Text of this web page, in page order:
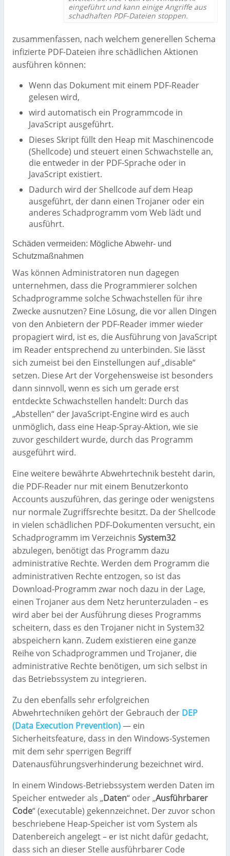
eingeführt und kann einige Angriffe aus
schadhaften PDF-Dateien stoppen.
zusammenfassen, nach welchem generellen Schema
infizierte PDF-Dateien ihre schädlichen Aktionen
ausführen können:
Wenn das Dokument mit einem PDF-Reader
gelesen wird,
wird automatisch ein Programmcode in
JavaScript ausgeführt.
Dieses Skript füllt den Heap mit Maschinencode
(Shellcode) und steuert einen Schwachstelle an,
die entweder in der PDF-Sprache oder in
JavaScript existiert.
Dadurch wird der Shellcode auf dem Heap
ausgeführt, der dann einen Trojaner oder ein
anderes Schadprogramm vom Web lädt und
ausführt.
Schäden vermeiden: Mögliche Abwehr- und
Schutzmaßnahmen
Was können Administratoren nun dagegen
unternehmen, dass die Programmierer solchen
Schadprogramme solche Schwachstellen für ihre
Zwecke ausnutzen? Eine Lösung, die vor allen Dingen
von den Anbietern der PDF-Reader immer wieder
propagiert wird, ist es, die Ausführung von JavaScript
im Reader entsprechend zu unterbinden. Sie lässt
sich zumeist bei den Einstellungen auf „disable“
setzen. Diese Art der Vorgehensweise ist besonders
dann sinnvoll, wenn es sich um gerade erst
entdeckte Schwachstellen handelt: Durch das
„Abstellen“ der JavaScript-Engine wird es auch
unmöglich, dass eine Heap-Spray-Aktion, wie sie
zuvor geschildert wurde, durch das Programm
ausgeführt wird.
Eine weitere bewährte Abwehrtechnik besteht darin,
die PDF-Reader nur mit einem Benutzerkonto
Accounts auszuführen, das geringe oder wenigstens
nur normale Zugriffsrechte besitzt. Da der Shellcode
in vielen schädlichen PDF-Dokumenten versucht, ein
Schadprogramm im Verzeichnis System32
abzulegen, benötigt das Programm dazu
administrative Rechte. Werden dem Programm die
administrativen Rechte entzogen, so ist das
Download-Programm zwar noch dazu in der Lage,
einen Trojaner aus dem Netz herunterzuladen – es
wird aber bei der Ausführung dieses Programms
scheitern, dass es den Trojaner nicht in System32
abspeichern kann. Zudem existieren eine ganze
Reihe von Schadprogrammen und Trojaner, die
administrative Rechte benötigen, um sich selbst in
das Betriebssystem zu integrieren.
Zu den ebenfalls sehr erfolgreichen
Abwehrtechniken gehört der Gebrauch der DEP
(Data Execution Prevention)— ein
Sicherheitsfeature, dass in den Windows-Systemen
mit dem sehr sperrigen Begriff
Datenausführungsverhinderung bezeichnet wird.
In einem Windows-Betriebssystem werden Daten im
Speicher entweder als „Daten“ oder „Ausführbarer
Code“ (executable) gekennzeichnet. Der zuvor schon
beschriebene Heap-Speicher ist vom System als
Datenbereich angelegt – er ist nicht dafür gedacht,
dass sich an dieser Stelle ausführbarer Code